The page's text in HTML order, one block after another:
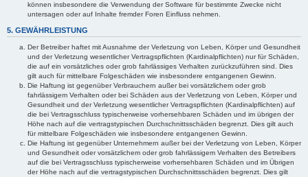
können insbesondere die Verwendung der Software für bestimmte Zwecke nicht
untersagen oder auf Inhalte fremder Foren Einfluss nehmen.
5. GEWÄHRLEISTUNG
Der Betreiber haftet mit Ausnahme der Verletzung von Leben, Körper und Gesundheit
und der Verletzung wesentlicher Vertragspflichten (Kardinalpflichten) nur für Schäden,
die auf ein vorsätzliches oder grob fahrlässiges Verhalten zurückzuführen sind. Dies
gilt auch für mittelbare Folgeschäden wie insbesondere entgangenen Gewinn.
Die Haftung ist gegenüber Verbrauchern außer bei vorsätzlichem oder grob
fahrlässigem Verhalten oder bei Schäden aus der Verletzung von Leben, Körper und
Gesundheit und der Verletzung wesentlicher Vertragspflichten (Kardinalpflichten) auf
die bei Vertragsschluss typischerweise vorhersehbaren Schäden und im übrigen der
Höhe nach auf die vertragstypischen Durchschnittsschäden begrenzt. Dies gilt auch
für mittelbare Folgeschäden wie insbesondere entgangenen Gewinn.
Die Haftung ist gegenüber Unternehmern außer bei der Verletzung von Leben, Körper
und Gesundheit oder vorsätzlichem oder grob fahrlässigem Verhalten des Betreibers
auf die bei Vertragsschluss typischerweise vorhersehbaren Schäden und im Übrigen
der Höhe nach auf die vertragstypischen Durchschnittsschäden begrenzt. Dies gilt